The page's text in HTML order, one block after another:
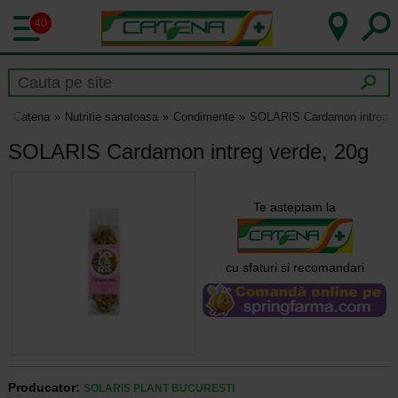
40
Catena Nutritie sanatoasa Condimente SOLARIS Cardamon intreg
SOLARIS Cardamon intreg verde, 20g
Te asteptam la
cu sfaturi si recomandari
Producator: SOLARIS PLANT BUCURESTI